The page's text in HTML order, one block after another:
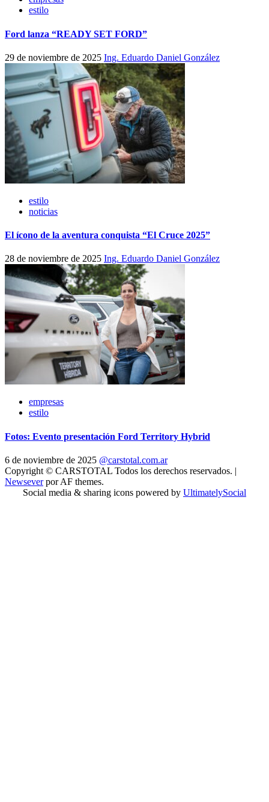
estilo
Ford lanza “READY SET FORD”
29 de noviembre de 2025 Ing. Eduardo Daniel González
estilo
noticias
El ícono de la aventura conquista “El Cruce 2025”
28 de noviembre de 2025 Ing. Eduardo Daniel González
empresas
estilo
Fotos: Evento presentación Ford Territory Hybrid
6 de noviembre de 2025 @carstotal.com.ar
Copyright © CARSTOTAL Todos los derechos reservados. |
Newseverpor AF themes.
Social media & sharing icons powered by UltimatelySocial